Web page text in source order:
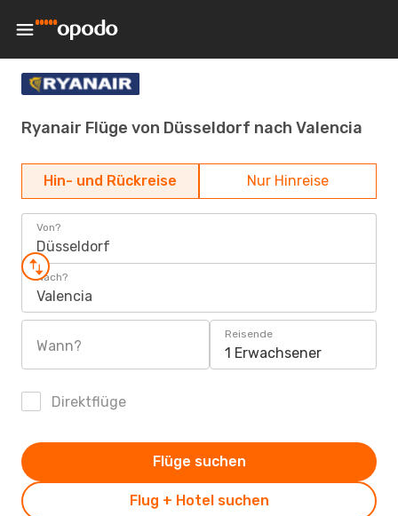
Ryanair Flüge von Düsseldorf nach Valencia
Hin- und Rückreise Nur Hinreise
Von?
Düsseldorf
Nach?
Valencia
Wann?
Reisende
1 Erwachsener
Direktflüge
Flug + Hotel suchen
Flüge suchen